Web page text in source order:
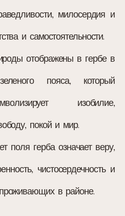
милосердия и
и самостоятельности.
отображены в гербе в
пояса, который
изобилие,
покой и мир.
поля герба означает веру,
чистосердечность и
в районе.